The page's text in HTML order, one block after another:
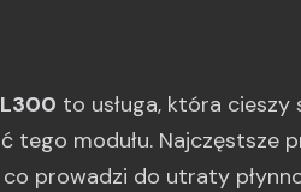
to usługa, która cieszy
tego modułu. Najczęstsze
co prowadzi do utraty